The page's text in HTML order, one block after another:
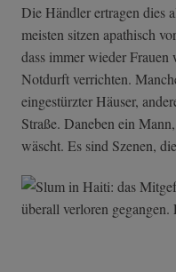
Die Händler ertragen dies
meisten sitzen apathisch
dass immer wieder
Notdurft verrichten.
eingestürzter Häuser,
Straße. Daneben ein
wäscht. Es sind Szenen,